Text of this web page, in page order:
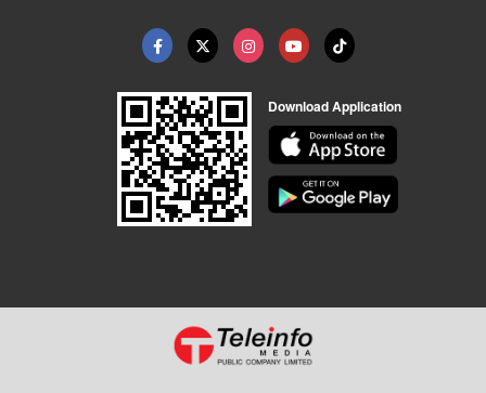
Download Application